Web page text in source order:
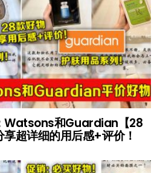
Watsons和Guardian【28
超详细的用后感+评价！